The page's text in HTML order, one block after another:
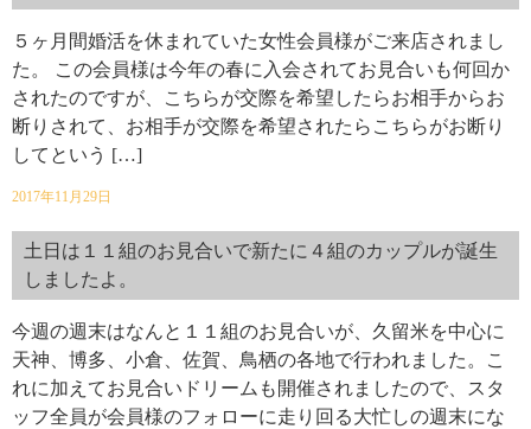
５ヶ月間婚活を休まれていた女性会員様がご来店されまし
た。 この会員様は今年の春に入会されてお見合いも何回か
されたのですが、こちらが交際を希望したらお相手からお
断りされて、お相手が交際を希望されたらこちらがお断り
してという […]
2017年11月29日
土日は１１組のお見合いで新たに４組のカップルが誕生
しましたよ。
今週の週末はなんと１１組のお見合いが、久留米を中心に
天神、博多、小倉、佐賀、鳥栖の各地で行われました。こ
れに加えてお見合いドリームも開催されましたので、スタ
ッフ全員が会員様のフォローに走り回る大忙しの週末にな